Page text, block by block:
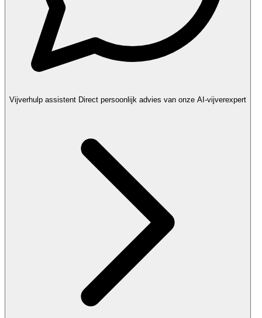
Vijverhulp assistent Direct persoonlijk advies van onze AI-vijverexpert